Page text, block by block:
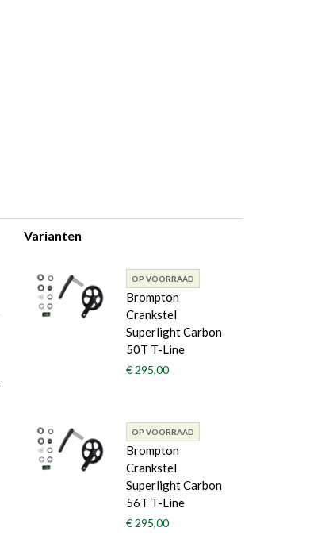
Varianten
OP VOORRAAD
Brompton
Crankstel
Superlight Carbon
50T T-Line
€ 295,00
OP VOORRAAD
Brompton
Crankstel
Superlight Carbon
56T T-Line
€ 295,00